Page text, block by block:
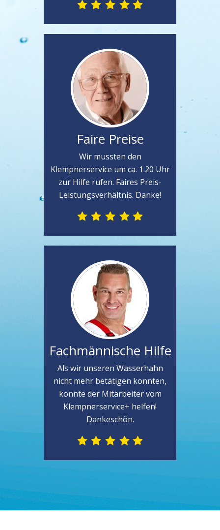
Faire Preise
Wir mussten den
Klempnerservice um ca. 1.20 Uhr
zur Hilfe rufen. Faires Preis-
Leistungsverhältnis. Danke!
Fachmännische Hilfe
Als wir unseren Wasserhahn
nicht mehr betätigen konnten,
konnte der Mitarbeiter vom
Klempnerservice+ helfen!
Dankeschön.